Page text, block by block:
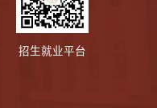
招生就业平台